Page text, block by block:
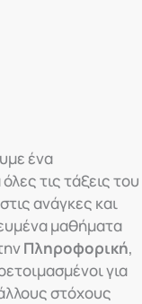
ένα
τις τάξεις του
ανάγκες και
μαθήματα
Πληροφορική,
για
στόχους